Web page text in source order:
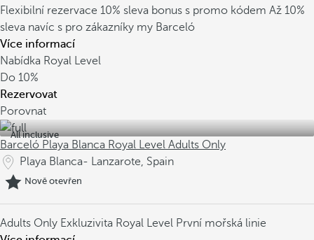
Flexibilní rezervace 10% sleva bonus s promo kódem Až 10%
sleva navíc s pro zákazníky my Barceló
Více informací
Nabídka Royal Level
Do 10%
Rezervovat
Porovnat
All inclusive
Barceló Playa Blanca Royal Level Adults Only
Playa Blanca- Lanzarote, Spain
Nově otevřen
Adults Only Exkluzivita Royal Level První mořská linie